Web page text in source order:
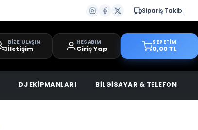
Sipariş Takibi
BİZE ULAŞIN
İletişim
HESABIM
Giriş Yap
SEPETİM
0,00 TL
DJ EKİPMANLARI BİLGİSAYAR & TELEFON